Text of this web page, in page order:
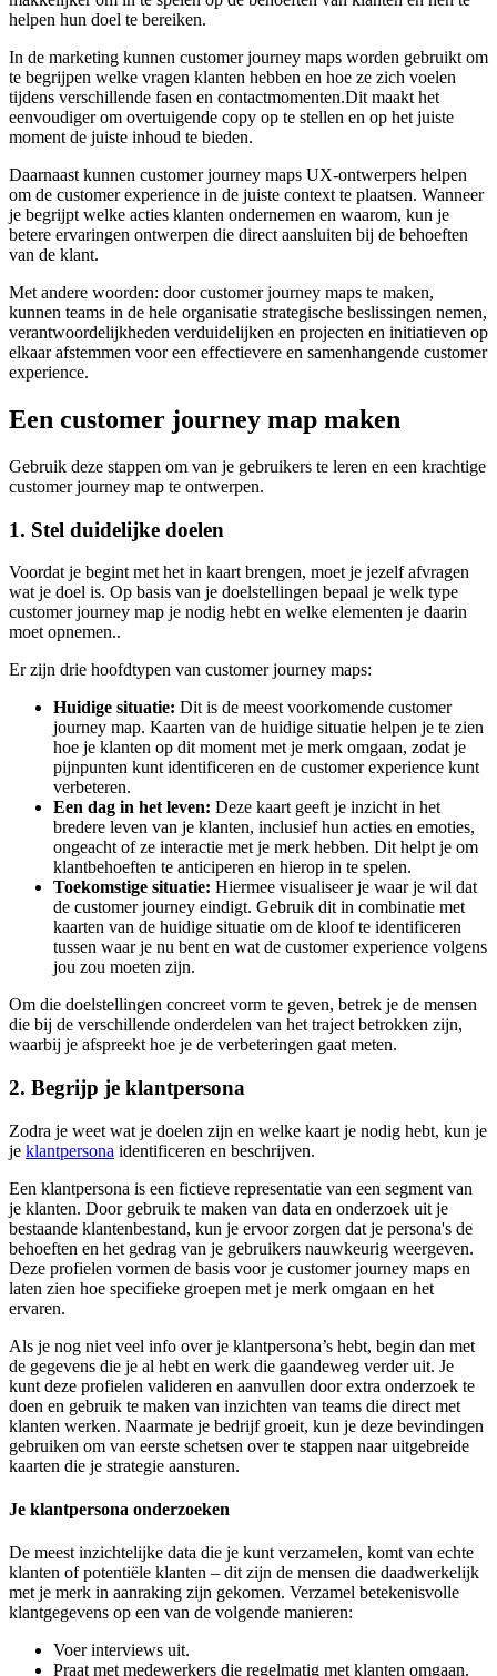
helpen hun doel te bereiken.
In de marketing kunnen customer journey maps worden gebruikt om
te begrijpen welke vragen klanten hebben en hoe ze zich voelen
tijdens verschillende fasen en contactmomenten.Dit maakt het
eenvoudiger om overtuigende copy op te stellen en op het juiste
moment de juiste inhoud te bieden.
Daarnaast kunnen customer journey maps UX-ontwerpers helpen
om de customer experience in de juiste context te plaatsen. Wanneer
je begrijpt welke acties klanten ondernemen en waarom, kun je
betere ervaringen ontwerpen die direct aansluiten bij de behoeften
van de klant.
Met andere woorden: door customer journey maps te maken,
kunnen teams in de hele organisatie strategische beslissingen nemen,
verantwoordelijkheden verduidelijken en projecten en initiatieven op
elkaar afstemmen voor een effectievere en samenhangende customer
experience.
Een customer journey map maken
Gebruik deze stappen om van je gebruikers te leren en een krachtige
customer journey map te ontwerpen.
1. Stel duidelijke doelen
Voordat je begint met het in kaart brengen, moet je jezelf afvragen
wat je doel is. Op basis van je doelstellingen bepaal je welk type
customer journey map je nodig hebt en welke elementen je daarin
moet opnemen..
Er zijn drie hoofdtypen van customer journey maps:
Huidige situatie: Dit is de meest voorkomende customer
journey map. Kaarten van de huidige situatie helpen je te zien
hoe je klanten op dit moment met je merk omgaan, zodat je
pijnpunten kunt identificeren en de customer experience kunt
verbeteren.
Een dag in het leven: Deze kaart geeft je inzicht in het
bredere leven van je klanten, inclusief hun acties en emoties,
ongeacht of ze interactie met je merk hebben. Dit helpt je om
klantbehoeften te anticiperen en hierop in te spelen.
Toekomstige situatie: Hiermee visualiseer je waar je wil dat
de customer journey eindigt. Gebruik dit in combinatie met
kaarten van de huidige situatie om de kloof te identificeren
tussen waar je nu bent en wat de customer experience volgens
jou zou moeten zijn.
Om die doelstellingen concreet vorm te geven, betrek je de mensen
die bij de verschillende onderdelen van het traject betrokken zijn,
waarbij je afspreekt hoe je de verbeteringen gaat meten.
2. Begrijp je klantpersona
Zodra je weet wat je doelen zijn en welke kaart je nodig hebt, kun je
je klantpersona identificeren en beschrijven.
Een klantpersona is een fictieve representatie van een segment van
je klanten. Door gebruik te maken van data en onderzoek uit je
bestaande klantenbestand, kun je ervoor zorgen dat je persona's de
behoeften en het gedrag van je gebruikers nauwkeurig weergeven.
Deze profielen vormen de basis voor je customer journey maps en
laten zien hoe specifieke groepen met je merk omgaan en het
ervaren.
Als je nog niet veel info over je klantpersona’s hebt, begin dan met
de gegevens die je al hebt en werk die gaandeweg verder uit. Je
kunt deze profielen valideren en aanvullen door extra onderzoek te
doen en gebruik te maken van inzichten van teams die direct met
klanten werken. Naarmate je bedrijf groeit, kun je deze bevindingen
gebruiken om van eerste schetsen over te stappen naar uitgebreide
kaarten die je strategie aansturen.
Je klantpersona onderzoeken
De meest inzichtelijke data die je kunt verzamelen, komt van echte
klanten of potentiële klanten – dit zijn de mensen die daadwerkelijk
met je merk in aanraking zijn gekomen. Verzamel betekenisvolle
klantgegevens op een van de volgende manieren:
Voer interviews uit.
Praat met medewerkers die regelmatig met klanten omgaan.